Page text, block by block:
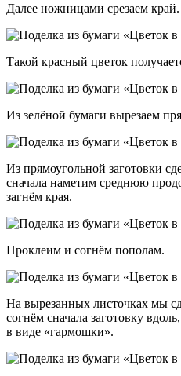
Далее ножницами срезаем
Такой красный цветок
Из зелёной бумаги вырезаем
Из прямоугольной заготовки
сначала наметим среднюю
загнём края.
Проклеим и согнём пополам.
На вырезанных листочках мы
согнём сначала заготовку
в виде «гармошки».